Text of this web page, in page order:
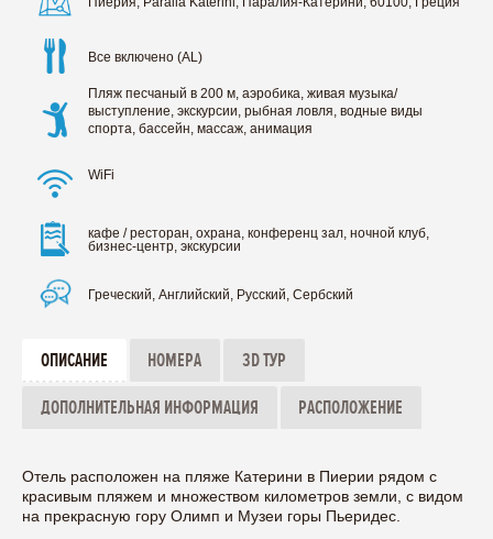
Все включено (AL)
Пляж песчаный в 200 м, аэробика, живая музыка/
выступление, экскурсии, рыбная ловля, водные виды
спорта, бассейн, массаж, анимация
WiFi
кафе / ресторан, охрана, конференц зал, ночной клуб,
бизнес-центр, экскурсии
Греческий, Английский, Русский, Сербский
ОПИСАНИЕ НОМЕРА 3D ТУР
ДОПОЛНИТЕЛЬНАЯ ИНФОРМАЦИЯ РАСПОЛОЖЕНИЕ
Отель расположен на пляже Катерини в Пиерии рядом с
красивым пляжем и множеством километров земли, с видом
на прекрасную гору Олимп и Музеи горы Пьеридес.